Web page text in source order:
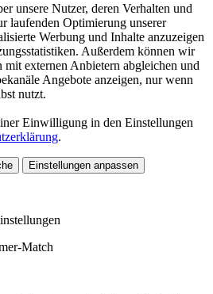
unsere Nutzer, deren Verhalten und
laufenden Optimierung unserer
Werbung und Inhalte anzuzeigen
Außerdem können wir
mit externen Anbietern abgleichen und
Angebote anzeigen, nur wenn
nutzt.
Einwilligung in den Einstellungen
.
Einstellungen anpassen
Match